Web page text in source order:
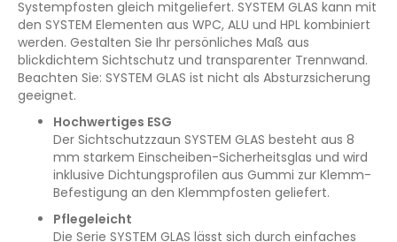
Systempfosten gleich mitgeliefert. SYSTEM GLAS kann mit
den SYSTEM Elementen aus WPC, ALU und HPL kombiniert
werden. Gestalten Sie Ihr persönliches Maß aus
blickdichtem Sichtschutz und transparenter Trennwand.
Beachten Sie: SYSTEM GLAS ist nicht als Absturzsicherung
geeignet.
Hochwertiges ESG
Der Sichtschutzzaun SYSTEM GLAS besteht aus 8
mm starkem Einscheiben-Sicherheitsglas und wird
inklusive Dichtungsprofilen aus Gummi zur Klemm-
Befestigung an den Klemmpfosten geliefert.
Pflegeleicht
Die Serie SYSTEM GLAS lässt sich durch einfaches